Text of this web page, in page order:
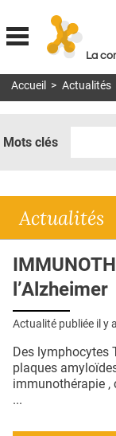
La
MON COMPTE
DOSSIERS
RÉSEAUX
E-REVUE SAD
QUI SOMMES-NOUS ?
Accueil > Actualités
Mots clés
Actualités
l’Alzheimer
Actualité publiée il y a
Des lymphocytes
plaques
immunothérapie ,
...